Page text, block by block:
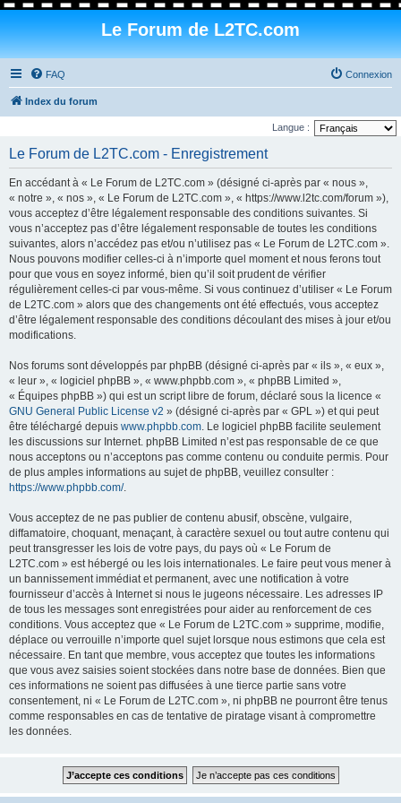
Le Forum de L2TC.com
FAQ Connexion
Index du forum
Langue :
Le Forum de L2TC.com - Enregistrement
En accédant à « Le Forum de L2TC.com » (désigné ci-après par « nous »,
« notre », « nos », « Le Forum de L2TC.com », « https://www.l2tc.com/forum »),
vous acceptez d’être légalement responsable des conditions suivantes. Si
vous n’acceptez pas d’être légalement responsable de toutes les conditions
suivantes, alors n’accédez pas et/ou n’utilisez pas « Le Forum de L2TC.com ».
Nous pouvons modifier celles-ci à n’importe quel moment et nous ferons tout
pour que vous en soyez informé, bien qu’il soit prudent de vérifier
régulièrement celles-ci par vous-même. Si vous continuez d’utiliser « Le Forum
de L2TC.com » alors que des changements ont été effectués, vous acceptez
d’être légalement responsable des conditions découlant des mises à jour et/ou
modifications.
Nos forums sont développés par phpBB (désigné ci-après par « ils », « eux »,
« leur », « logiciel phpBB », « www.phpbb.com », « phpBB Limited »,
« Équipes phpBB ») qui est un script libre de forum, déclaré sous la licence «
GNU General Public License v2 » (désigné ci-après par « GPL ») et qui peut
être téléchargé depuis www.phpbb.com. Le logiciel phpBB facilite seulement
les discussions sur Internet. phpBB Limited n’est pas responsable de ce que
nous acceptons ou n’acceptons pas comme contenu ou conduite permis. Pour
de plus amples informations au sujet de phpBB, veuillez consulter :
https://www.phpbb.com/.
Vous acceptez de ne pas publier de contenu abusif, obscène, vulgaire,
diffamatoire, choquant, menaçant, à caractère sexuel ou tout autre contenu qui
peut transgresser les lois de votre pays, du pays où « Le Forum de
L2TC.com » est hébergé ou les lois internationales. Le faire peut vous mener à
un bannissement immédiat et permanent, avec une notification à votre
fournisseur d’accès à Internet si nous le jugeons nécessaire. Les adresses IP
de tous les messages sont enregistrées pour aider au renforcement de ces
conditions. Vous acceptez que « Le Forum de L2TC.com » supprime, modifie,
déplace ou verrouille n’importe quel sujet lorsque nous estimons que cela est
nécessaire. En tant que membre, vous acceptez que toutes les informations
que vous avez saisies soient stockées dans notre base de données. Bien que
ces informations ne soient pas diffusées à une tierce partie sans votre
consentement, ni « Le Forum de L2TC.com », ni phpBB ne pourront être tenus
comme responsables en cas de tentative de piratage visant à compromettre
les données.